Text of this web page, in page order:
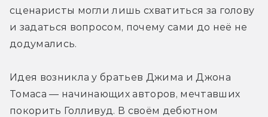
сценаристы могли лишь схватиться за голову
и задаться вопросом, почему сами до неё не
додумались.
Идея возникла у братьев Джима и Джона
Томаса — начинающих авторов, мечтавших
покорить Голливуд. В своём дебютном